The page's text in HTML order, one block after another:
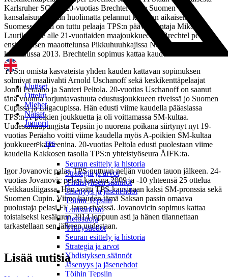
Uutiset
Ottelut
Miehet
Naiset
Juniorit
TPS
Seuran esittely ja historia
Strategia ja arvot
Yhdistyksen säännöt
Jäsenyys ja jäsenehdot
Töihin Tepsiin
Uutisarkisto
Tietosuoja
Yhteystiedot
Seuran esittely ja historia
Strategia ja arvot
Yhdistyksen säännöt
Jäsenyys ja jäsenehdot
Töihin Tepsiin
Karlsruher SC:stä. 20-vuotias Brechtel ei ole Suomen
kansalaisuudestaan huolimatta pelannut koskaan aikaisemmin
Suomessa. Hän on tuttu pelaaja TPS:n päävalmentaja Mika
Laurikaiselle alle 21-vuotiaiden maajoukkueesta. Brechtel pelasi
ensimmäisen maaottelunsa Pikkuhuuhkajissa Norjaa vastaan
kesäkuussa 2013. Brechtelin sopimus kattaa kauden 2014.
TPS:n omista kasvateista yhden kauden kattavan sopimuksen
solmivat maalivahti Arnold Uschanoff sekä keskikenttäpelaajat
Jonni Peräaho ja Santeri Peltola. 20-vuotias Uschanoff on saanut
tänä vuonna torjuntavastuuta edustusjoukkueen riveissä jo Suomen
Cupissa ja Liigacupissa. Hän edusti viime kaudella pääasiassa
TPS:n A-poikien joukkuetta ja oli voittamassa SM-kultaa.
Uudestakaupungista Tepsiin jo nuorena poikana siirtynyt nyt 19-
vuotias Peräaho voitti viime kaudella myös A-poikien SM-kultaa
joukkueen kapteenina. 20-vuotias Peltola edusti puolestaan viime
kaudella Kakkosen tasolla TPS:n yhteistyöseura ÅIFK:ta.
Igor Jovanovic palaa TPS-nuttuun neljän vuoden tauon jälkeen. 24-
vuotias Jovanovic pelasi kausina 2009 ja -10 yhteensä 25 ottelua
Veikkausliigassa. Hän voitti TPS-kausinaan kaksi SM-pronssia sekä
Suomen Cupin. Viime kauden tämä Saksan passin omaava
puolustaja pelasi FF Jaron riveissä. Jovanovicin sopimus kattaa
toistaiseksi kesäkuun 2014 loppuun asti ja hänen tilannettaan
tarkastellaan sen jälkeen uudestaan.
Lisää uutisia